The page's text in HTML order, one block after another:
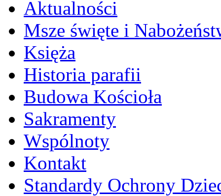
Aktualności
Msze święte i
Księża
Historia parafii
Budowa Kościoła
Sakramenty
Wspólnoty
Kontakt
Standardy Ochrony